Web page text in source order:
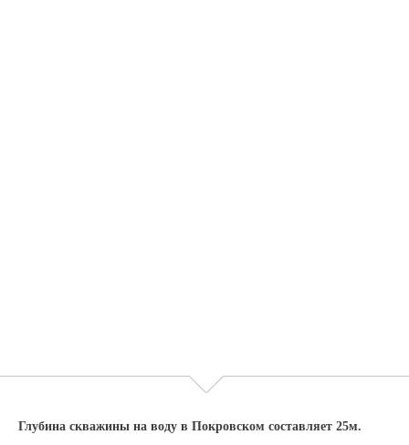
Глубина скважины на воду в Покровском составляет 25м.